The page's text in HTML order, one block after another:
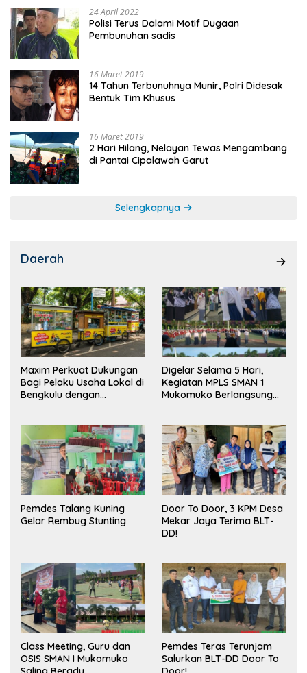
24 April 2022
Polisi Terus Dalami Motif Dugaan
Pembunuhan sadis
16 Maret 2019
14 Tahun Terbunuhnya Munir, Polri Didesak
Bentuk Tim Khusus
16 Maret 2019
2 Hari Hilang, Nelayan Tewas Mengambang
di Pantai Cipalawah Garut
Selengkapnya
Daerah
Maxim Perkuat Dukungan
Bagi Pelaku Usaha Lokal di
Bengkulu dengan
Pasar
Digelar Selama 5 Hari,
Kegiatan MPLS SMAN 1
Mukomuko Berlangsung
Pemdes Talang Kuning
Gelar Rembug Stunting
Door To Door, 3 KPM Desa
Mekar Jaya Terima BLT-
DD!
Class Meeting, Guru dan
OSIS SMAN I Mukomuko
Pemdes Teras Terunjam
Salurkan BLT-DD Door To